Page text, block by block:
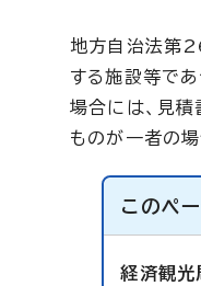
地方自治法第
する施設等で
場合には、見
ものが一者の
このペ
経済観